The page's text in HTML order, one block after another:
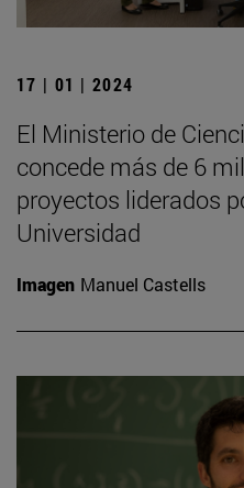
17 | 01 | 2024
El Ministerio de
concede más de 6
proyectos liderados
Universidad
Imagen Manuel Castells